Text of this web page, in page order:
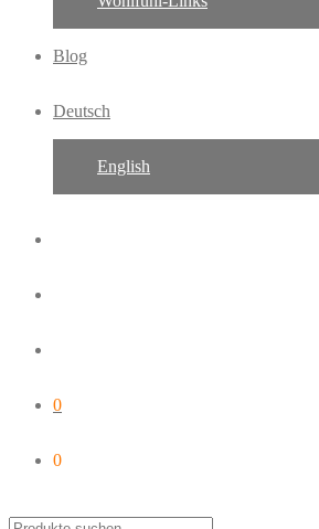
Blog
Deutsch
English
0
0